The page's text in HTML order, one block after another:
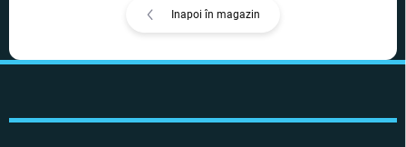
Inapoi în magazin